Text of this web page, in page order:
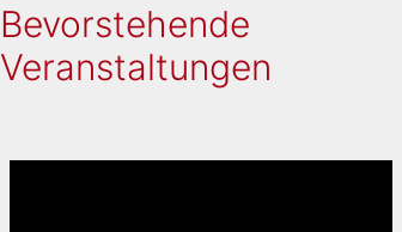
Bevorstehende
Veranstaltungen